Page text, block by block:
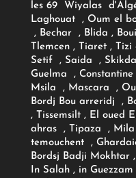
les 69 Wiyalas
Laghouat , Oum el
, Bechar , Blida ,
Tlemcen , Tiaret ,
Setif , Saida ,
Guelma ,
Msila , Mascara ,
Bordj Bou arreridj ,
, Tissemsilt , El oued
ahras , Tipaza , Mila
temouchent ,
Bordsj Badji Mokhtar
In Salah , in